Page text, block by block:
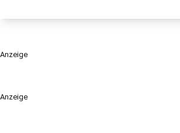
Anzeige
Anzeige